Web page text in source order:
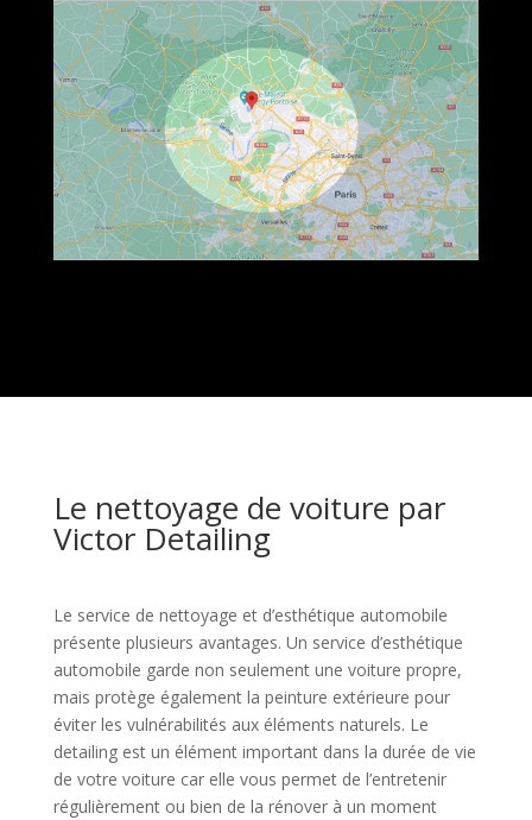
Le nettoyage de voiture par
Victor Detailing
Le service de nettoyage et d’esthétique automobile
présente plusieurs avantages. Un service d’esthétique
automobile garde non seulement une voiture propre,
mais protège également la peinture extérieure pour
éviter les vulnérabilités aux éléments naturels. Le
detailing est un élément important dans la durée de vie
de votre voiture car elle vous permet de l’entretenir
régulièrement ou bien de la rénover à un moment